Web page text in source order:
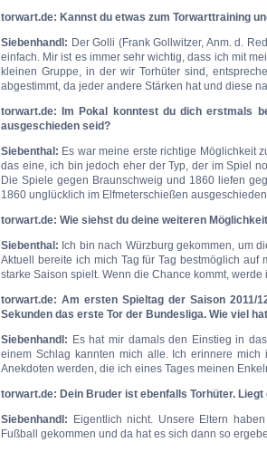
torwart.de: Kannst du etwas zum Torwarttraining
Siebenhandl: Der Golli (Frank Gollwitzer, Anm. d.
einfach. Mir ist es immer sehr wichtig, dass ich mit
kleinen Gruppe, in der wir Torhüter sind,
abgestimmt, da jeder andere Stärken hat und diese
torwart.de: Im Pokal konntest du dich erstmals
ausgeschieden seid?
Siebenthal: Es war meine erste richtige Möglichkeit
das eine, ich bin jedoch eher der Typ, der im Spiel
Die Spiele gegen Braunschweig und 1860 liefen
1860 unglücklich im Elfmeterschießen
torwart.de: Wie siehst du deine weiteren
Siebenthal: Ich bin nach Würzburg gekommen, um
Aktuell bereite ich mich Tag für Tag bestmöglich
starke Saison spielt. Wenn die Chance kommt,
torwart.de: Am ersten Spieltag der Saison 2011/
Sekunden das erste Tor der Bundesliga. Wie viel
Siebenhandl: Es hat mir damals den Einstieg in
einem Schlag kannten mich alle. Ich erinnere
Anekdoten werden, die ich eines Tages meinen
torwart.de: Dein Bruder ist ebenfalls Torhüter. Liegt
Siebenhandl:
Eigentlich nicht. Unsere Eltern
Fußball gekommen und da hat es sich dann so